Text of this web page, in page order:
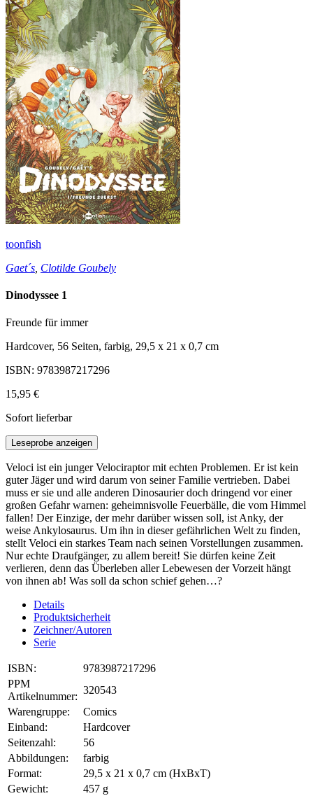
toonfish
Gaet´s Clotilde Goubely
Dinodyssee 1
Freunde für immer
Hardcover, 56 Seiten, farbig, 29,5 x 21 x 0,7 cm
ISBN: 9783987217296
15,95 €
Sofort lieferbar
Leseprobe anzeigen
Veloci ist ein junger Velociraptor mit echten Problemen. Er ist kein
guter Jäger und wird darum von seiner Familie vertrieben. Dabei
muss er sie und alle anderen Dinosaurier doch dringend vor einer
großen Gefahr warnen: geheimnisvolle Feuerbälle, die vom Himmel
fallen! Der Einzige, der mehr darüber wissen soll, ist Anky, der
weise Ankylosaurus. Um ihn in dieser gefährlichen Welt zu finden,
stellt Veloci ein starkes Team nach seinen Vorstellungen zusammen.
Nur echte Draufgänger, zu allem bereit! Sie dürfen keine Zeit
verlieren, denn das Überleben aller Lebewesen der Vorzeit hängt
von ihnen ab! Was soll da schon schief gehen…?
Details
Produktsicherheit
Zeichner/Autoren
Serie
ISBN:
9783987217296
PPM
Artikelnummer:
320543
Warengruppe:
Comics
Einband:
Hardcover
Seitenzahl:
56
Abbildungen:
farbig
Format:
29,5 x 21 x 0,7 cm (HxBxT)
Gewicht:
457 g